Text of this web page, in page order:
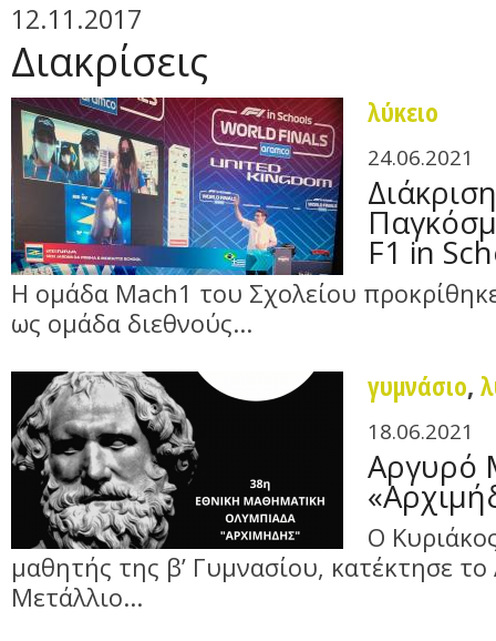
12.11.2017
Διακρίσεις
λύκειο
24.06.2021
F1 in
Η ομάδα Mach1 του Σχολείου
ως ομάδα διεθνούς...
γυμνάσιο,
18.06.2021
Αργυρό
Ο
μαθητής της β’ Γυμνασίου, κατέκτησε
Μετάλλιο...